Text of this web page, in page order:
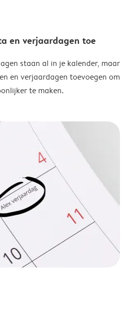
en verjaardagen toe
staan al in je kalender, maar
en verjaardagen toevoegen om
te maken.